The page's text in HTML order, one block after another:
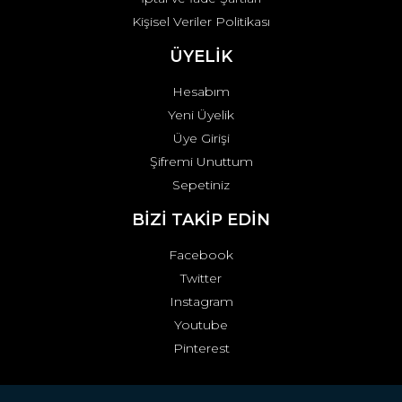
Kişisel Veriler Politikası
ÜYELİK
Hesabım
Yeni Üyelik
Üye Girişi
Şifremi Unuttum
Sepetiniz
BİZİ TAKİP EDİN
Facebook
Twitter
Instagram
Youtube
Pinterest